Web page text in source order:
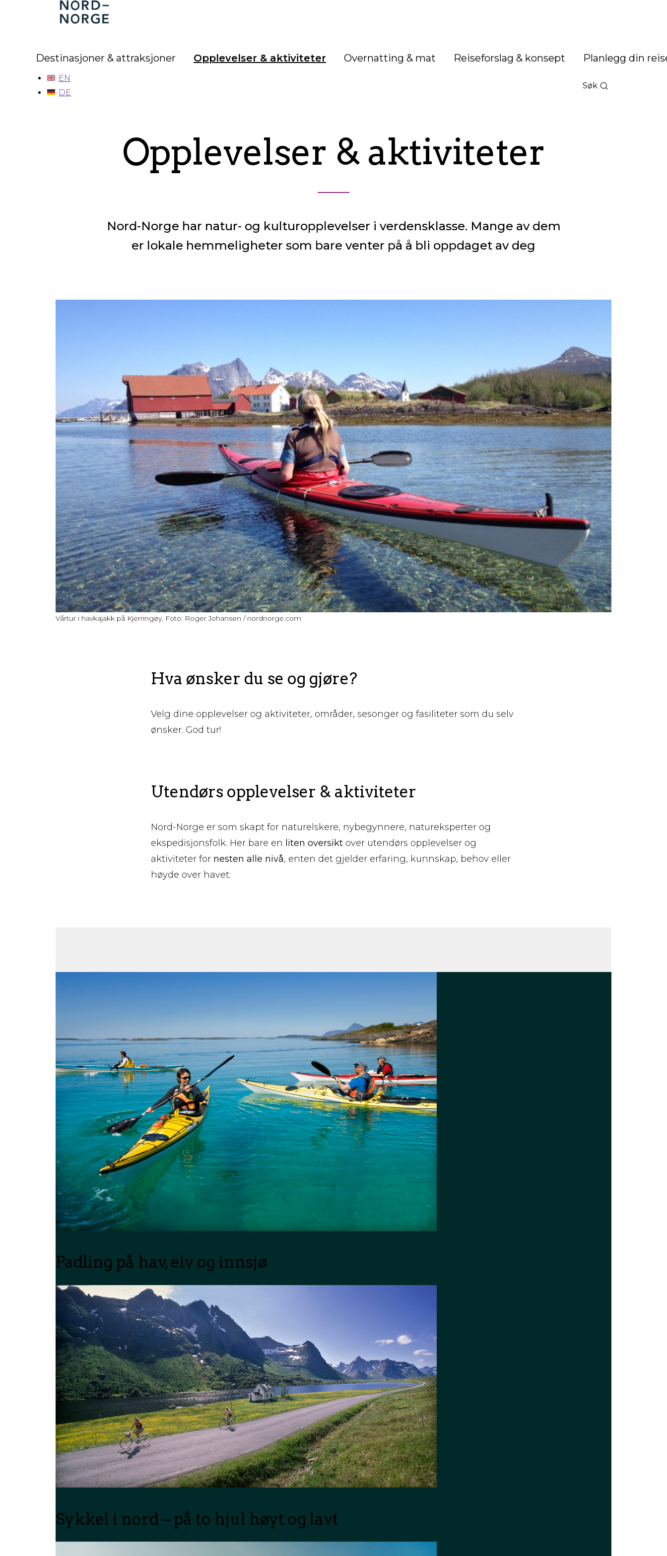
Nord-
Norge
Destinasjoner & attraksjoner Opplevelser & aktiviteter Overnatting & mat Reiseforslag & konsept Planlegg din
Søk
EN
DE
Opplevelser & aktiviteter
Nord-Norge har natur- og kulturopplevelser i verdensklasse. Mange av dem
er lokale hemmeligheter som bare venter på å bli oppdaget av deg
Vårtur i havkajakk på Kjerringøy. Foto: Roger Johansen / nordnorge.com
Hva ønsker du se og gjøre?
Velg dine opplevelser og aktiviteter, områder, sesonger og fasiliteter som du selv
ønsker. God tur!
Utendørs opplevelser & aktiviteter
Nord-Norge er som skapt for naturelskere, nybegynnere, natureksperter og
ekspedisjonsfolk. Her bare en liten oversikt over utendørs opplevelser og
aktiviteter for nesten alle nivå, enten det gjelder erfaring, kunnskap, behov eller
høyde over havet:
Padling på hav, elv og innsjø
Sykkel i nord – på to hjul høyt og lavt